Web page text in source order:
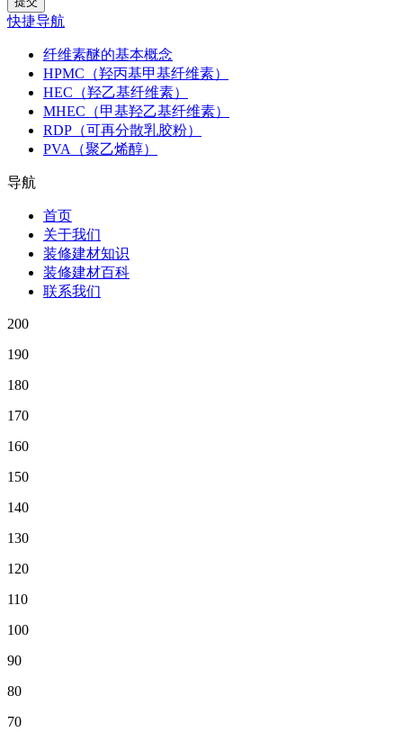
快捷导航
纤维素醚的基本概念
HPMC（羟丙基甲基纤维素）
HEC（羟乙基纤维素）
MHEC（甲基羟乙基纤维素）
RDP（可再分散乳胶粉）
PVA（聚乙烯醇）
导航
首页
关于我们
装修建材知识
装修建材百科
联系我们
200
190
180
170
160
150
140
130
120
110
100
90
80
70